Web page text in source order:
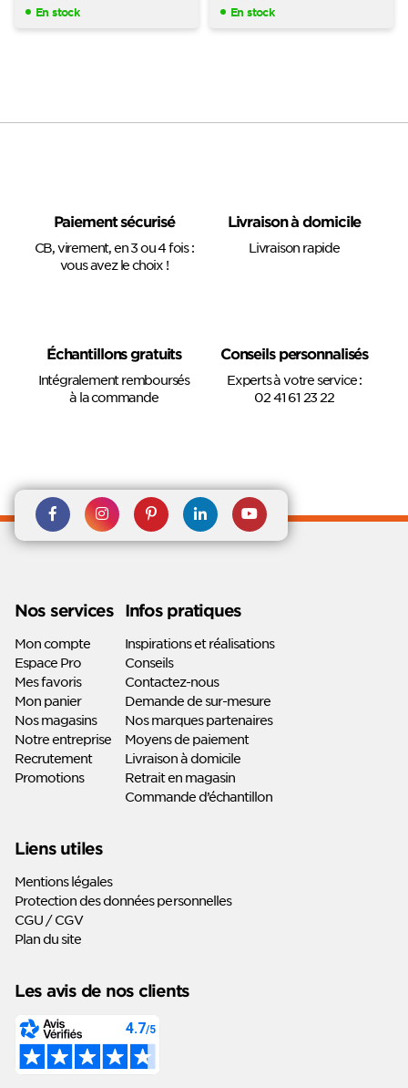
En stock
En stock
Paiement sécurisé
CB, virement, en 3 ou 4 fois :
vous avez le choix !
Livraison à domicile
Livraison rapide
Échantillons gratuits
Intégralement remboursés
à la commande
Conseils personnalisés
Experts à votre service :
02 41 61 23 22
Rejoignez nous sur Facebook
Suivez-nous sur
Instagram
Suivez-nous sur
Pinterest
Suivez-
nous sur
Suivez-
nous sur
Nos services
Mon compte
Espace Pro
Mes favoris
Mon panier
Nos magasins
Notre entreprise
Recrutement
Promotions
Infos pratiques
Inspirations et réalisations
Conseils
Contactez-nous
Demande de sur-mesure
Nos marques partenaires
Moyens de paiement
Livraison à domicile
Retrait en magasin
Commande d’échantillon
Liens utiles
Mentions légales
Protection des données personnelles
CGU / CGV
Plan du site
Les avis de nos clients